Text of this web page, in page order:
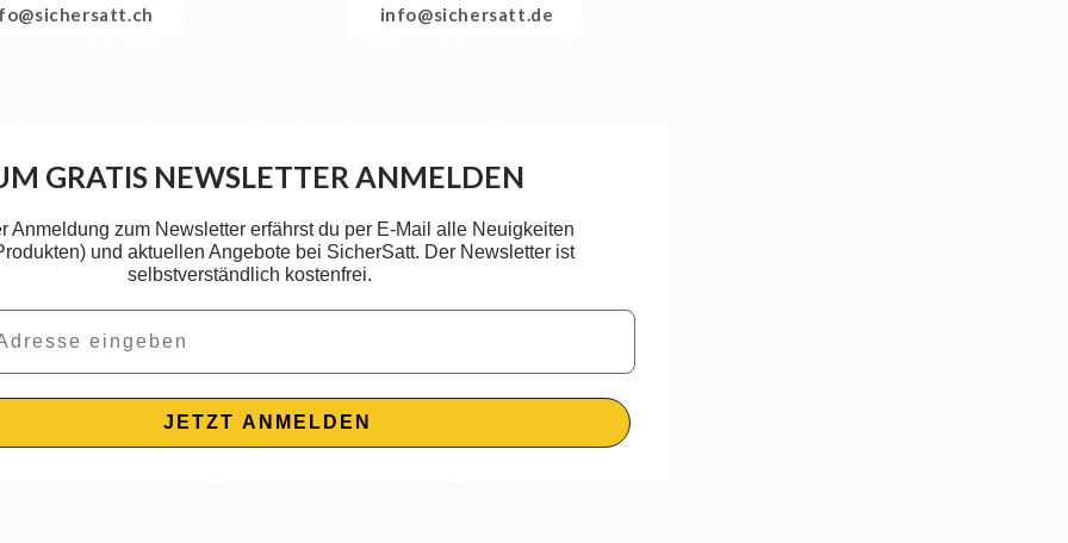
info@sichersatt.de
GRATIS NEWSLETTER ANMELDEN
Anmeldung zum Newsletter erfährst du per E-Mail alle Neuigkeiten
und aktuellen Angebote bei SicherSatt. Der Newsletter ist
selbstverständlich kostenfrei.
JETZT ANMELDEN